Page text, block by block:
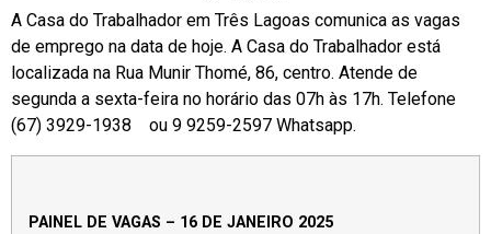
A Casa do Trabalhador em Três Lagoas comunica as vagas
de emprego na data de hoje. A Casa do Trabalhador está
localizada na Rua Munir Thomé, 86, centro. Atende de
segunda a sexta-feira no horário das 07h às 17h. Telefone
(67) 3929-1938 ou 9 9259-2597 Whatsapp.
PAINEL DE VAGAS – 16 DE JANEIRO 2025